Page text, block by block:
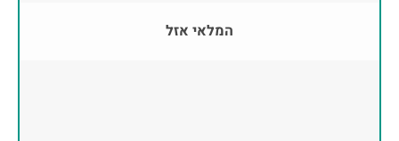
המלאי אזל